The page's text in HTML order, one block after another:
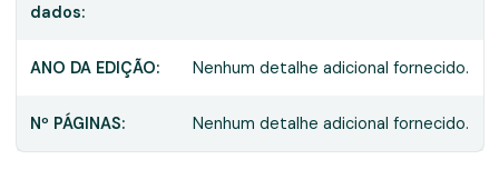
dados:
ANO DA EDIÇÃO: Nenhum detalhe adicional fornecido.
Nº PÁGINAS: Nenhum detalhe adicional fornecido.